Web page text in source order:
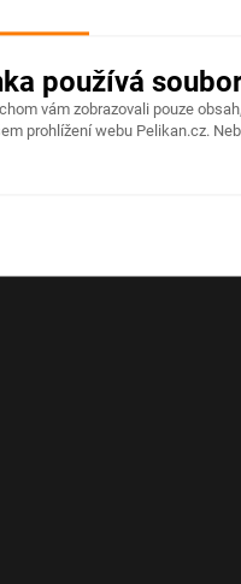
Na stránce
používá
vám zobrazovali pouze
prohlížení webu Pelikan.cz.